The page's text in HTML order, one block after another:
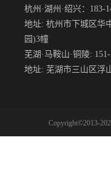
杭州·湖州·绍兴：183-
地址: 杭州市下城区华
园)3幢
芜湖·马鞍山·铜陵:
地址: 芜湖市三山区浮
Copyright©2013-